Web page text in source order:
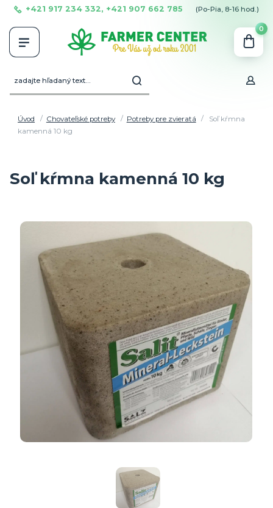
+421 917 234 332, +421 907 662 785 (Po-Pia, 8-16 hod.)
0
Úvod Chovateľské potreby Potreby pre zvieratá
Soľ kŕmna
kamenná 10 kg
Soľ kŕmna kamenná 10 kg